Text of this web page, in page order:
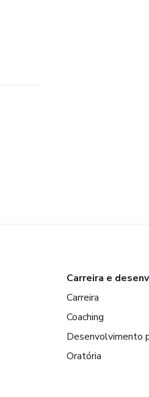
Carreira e
Carreira
Coaching
Desenvolvimento
Oratória